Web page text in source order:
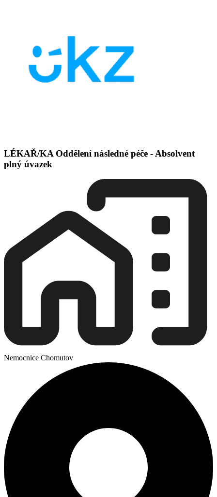
LÉKAŘ/KA Oddělení následné péče - Absolvent
plný úvazek
Nemocnice Chomutov